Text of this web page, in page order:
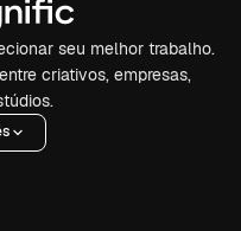
seu melhor trabalho.
criativos, empresas,